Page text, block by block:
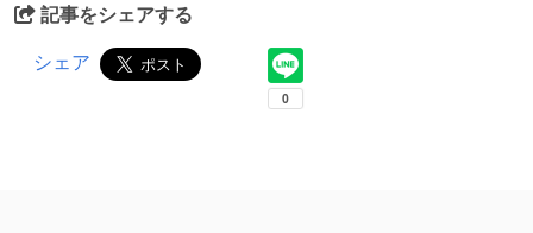
記事をシェアする
シェア